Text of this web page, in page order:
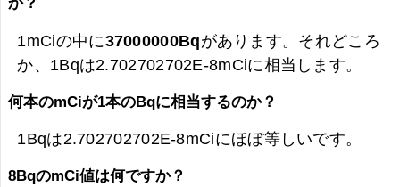
1mCiの中に37000000Bqがあります。それどころ
か、1Bqは2.702702702E-8mCiに相当します。
何本のmCiが1本のBqに相当するのか？
1Bqは2.702702702E-8mCiにほぼ等しいです。
8BqのmCi値は何ですか？